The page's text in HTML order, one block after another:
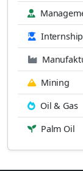
Internship
Mining
Oil & Gas
Palm Oil